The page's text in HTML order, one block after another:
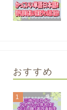
おすすめ
1